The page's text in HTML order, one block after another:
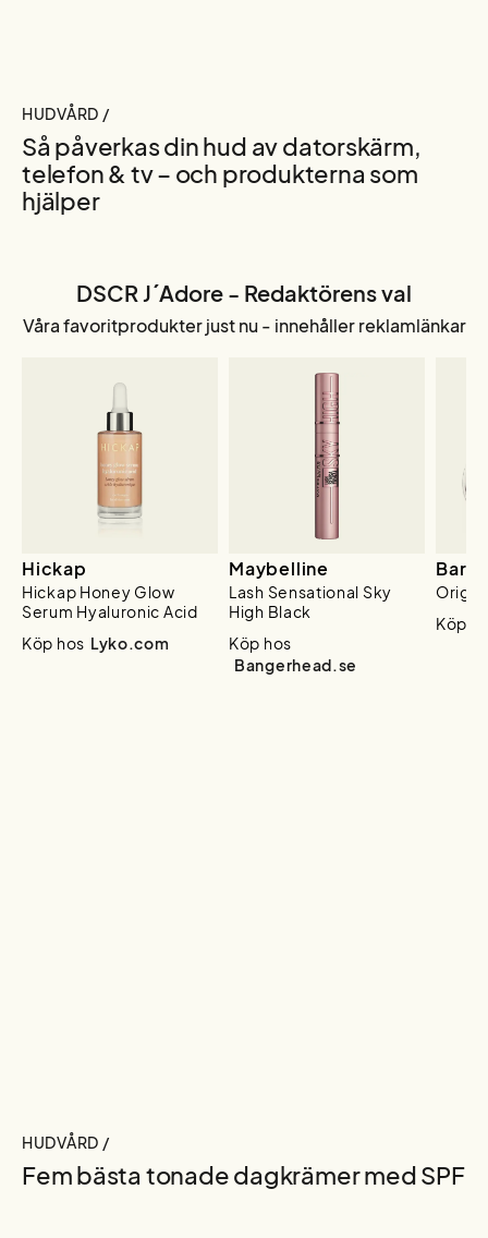
HUDVÅRD /
Så påverkas din hud av datorskärm,
telefon & tv – och produkterna som
hjälper
DSCR J´Adore - Redaktörens val
Våra favoritprodukter just nu - innehåller reklamlänkar
Hickap
Hickap Honey Glow
Serum Hyaluronic Acid
Köp hos Lyko.com
Maybelline
Lash Sensational Sky
High Black
Köp hos
Bangerhead.se
Köp
HUDVÅRD /
Fem bästa tonade dagkrämer med SPF